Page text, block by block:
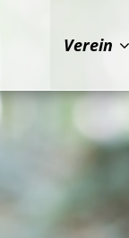
Verein